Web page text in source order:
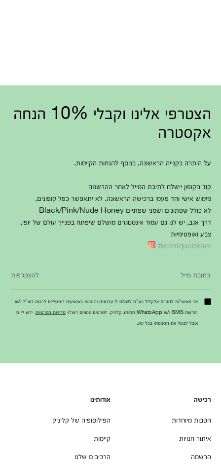
הצטרפי אלינו וקבלי 10% הנחה
אקסטרה
על היתרה בקנייה הראשונה, בנוסף להנחות הקיימות.
קוד הקופון יישלח לתיבת המייל לאחר ההרשמה
מימוש אישי וחד פעמי ברכישה הראשונה. לא יתאפשר כפל קופונים.
לא כולל שפתונים ושמני שפתיים Black/Pink/Nude Honey
דרך אגב, יש לנו גם עמוד אינסטגרם מושלם שיפתח בפנייך עולם של יופי,
צבע ואופטימיות
cliniqueisrael@
אני מאשר/ת לחברת אלקליל בע"מ לשלוח לי עדכונים והטבות באמצעים דיגיטליים לרבות דוא"ל ו/או
הודעות SMS ו/או WhatsApp ממותג קליניק. לפרטים נוספים ראה/י
מדיניות הפרטיות . ידוע לי כי
אוכל לבטל את הסכמתי בכל עת.
רכישה
הטבות מיוחדות
איתור חנויות
הרשמה
אודותינו
הפילוסופיה של קליניק
קיימות
הרכיבים שלנו